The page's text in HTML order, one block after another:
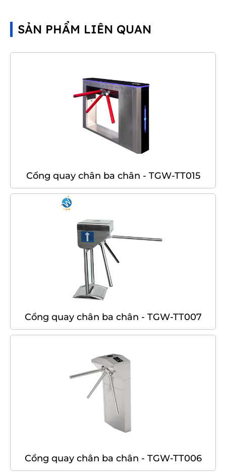
SẢN PHẨM LIÊN QUAN
Cổng quay chân ba chân - TGW-TT015
Cổng quay chân ba chân - TGW-TT007
Cổng quay chân ba chân - TGW-TT006